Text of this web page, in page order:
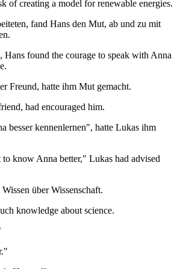
of creating a model for renewable energies.
fand Hans den Mut, ab und zu mit
Hans found the courage to speak with Anna
Freund, hatte ihm Mut gemacht.
had encouraged him.
besser kennenlernen", hatte Lukas ihm
know Anna better," Lukas had advised
über Wissenschaft.
knowledge about science.